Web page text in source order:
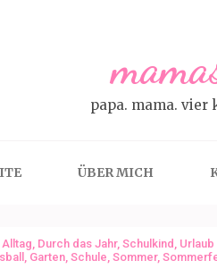
papa. mama. vier
ÜBER MICH
Alltag, Durch das Jahr, Schulkind , Urlaub
, Garten, Schule, Sommer,